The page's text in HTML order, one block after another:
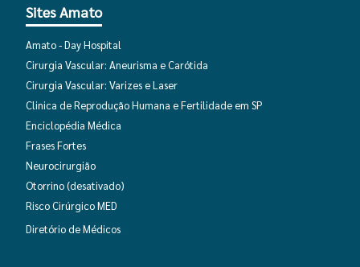
Sites Amato
Amato - Day Hospital
Cirurgia Vascular: Aneurisma e Carótida
Cirurgia Vascular: Varizes e Laser
Clinica de Reprodução Humana e Fertilidade em SP
Enciclopédia Médica
Frases Fortes
Neurocirurgião
Otorrino(desativado)
Risco Cirúrgico MED
Diretório de Médicos